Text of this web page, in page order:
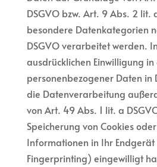
DSGVO bzw. Art. 9 Abs. 2 lit.
besondere Datenkategorien
DSGVO verarbeitet werden.
ausdrücklichen Einwilligung
personenbezogener Daten
die Datenverarbeitung
von Art. 49 Abs. 1 lit. a
Speicherung von Cookies
Informationen in Ihr
Fingerprinting) eingewilligt